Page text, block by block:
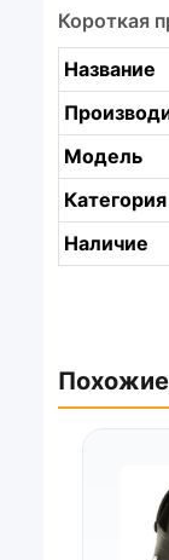
Короткая
Название
Модель
Категория
Наличие
Похожие